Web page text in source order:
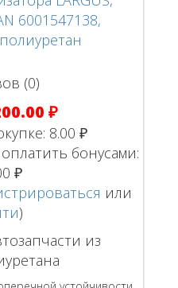
(0)
₽
8.00 ₽
бонусами:
₽
или
)
из